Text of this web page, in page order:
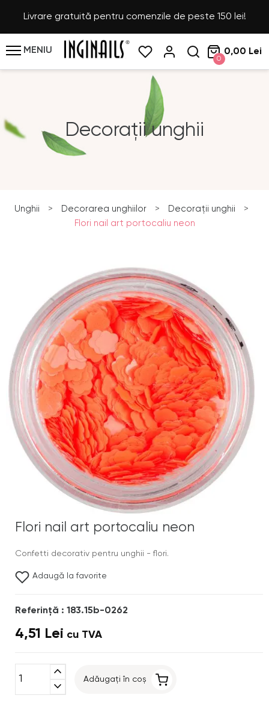
Livrare gratuită pentru comenzile de peste 150 lei!
MENIU
0
0,00 Lei
Decorații unghii
Unghii > Decorarea unghiilor > Decorații unghii
>
Flori nail art portocaliu neon
Flori nail art portocaliu neon
Confetti decorativ pentru unghii - flori.
Adaugă la favorite
Referinţă : 183.15b-0262
4,51 Lei cu TVA
expand_less
expand_more
Adăugați în coș